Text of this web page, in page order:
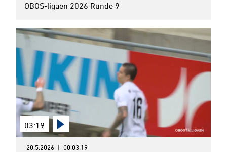
OBOS-ligaen 2026 Runde 9
03:19
20.5.2026 | 00:03:19